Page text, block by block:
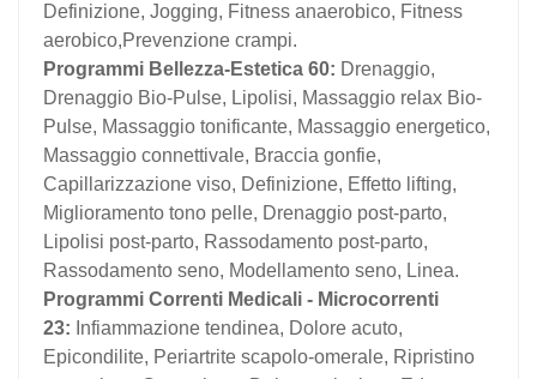
Definizione, Jogging, Fitness anaerobico, Fitness
aerobico,Prevenzione crampi.
Programmi Bellezza-Estetica 60: Drenaggio,
Drenaggio Bio-Pulse, Lipolisi, Massaggio relax Bio-
Pulse, Massaggio tonificante, Massaggio energetico,
Massaggio connettivale, Braccia gonfie,
Capillarizzazione viso, Definizione, Effetto lifting,
Miglioramento tono pelle, Drenaggio post-parto,
Lipolisi post-parto, Rassodamento post-parto,
Rassodamento seno, Modellamento seno, Linea.
Programmi Correnti Medicali - Microcorrenti
23: Infiammazione tendinea, Dolore acuto,
Epicondilite, Periartrite scapolo-omerale, Ripristino